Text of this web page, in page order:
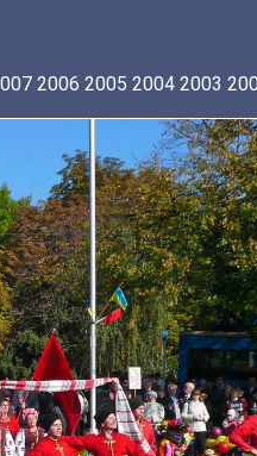
2006 2005 2004 2003